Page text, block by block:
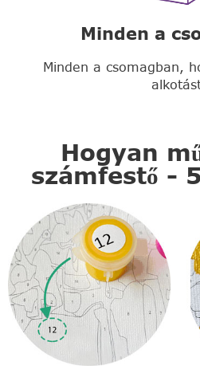
Minden a
Minden a csomagban,
Hogyan
számfestő -